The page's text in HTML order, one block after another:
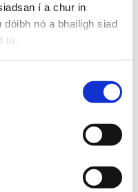
í a chur in
nó a bhailigh siad
tú.
ag do mháthair ná ag
ag trácht ort agus
léan gur sháraigh ort a
a bheith ina
do chinn,
mo léan gur éag tú lena